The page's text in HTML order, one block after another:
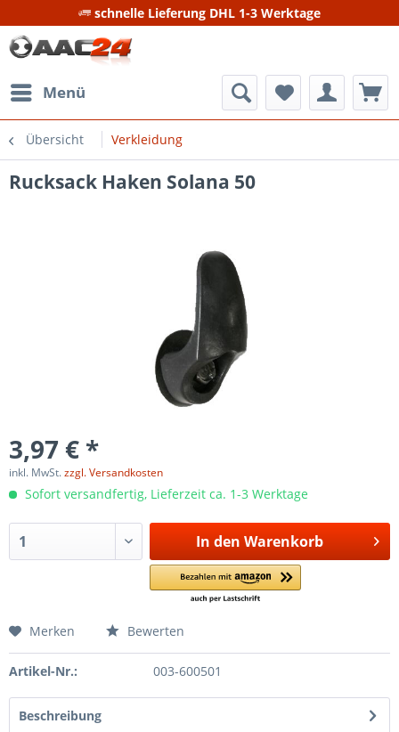
schnelle Lieferung DHL 1-3 Werktage
Menü
Übersicht Verkleidung
Rucksack Haken Solana 50
3,97 € *
inkl. MwSt.zzgl. Versandkosten
Sofort versandfertig, Lieferzeit ca. 1-3 Werktage
In den Warenkorb
Merken Bewerten
Artikel-Nr.: 003-600501
Beschreibung